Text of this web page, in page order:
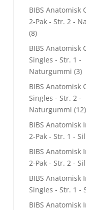
BIBS Anatomisk
2-Pak - Str. 2 -
(8)
BIBS Anatomisk
Singles - Str. 1 -
Naturgummi (3)
BIBS Anatomisk
Singles - Str. 2 -
Naturgummi (12)
BIBS Anatomisk
2-Pak - Str. 1 -
BIBS Anatomisk
2-Pak - Str. 2 -
BIBS Anatomisk
Singles - Str. 1 -
BIBS Anatomisk